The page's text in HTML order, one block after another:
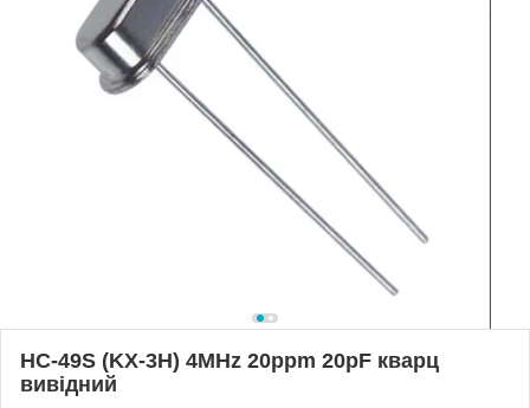
HC-49S (KX-3H) 4MHz 20ppm 20pF кварц
вивідний